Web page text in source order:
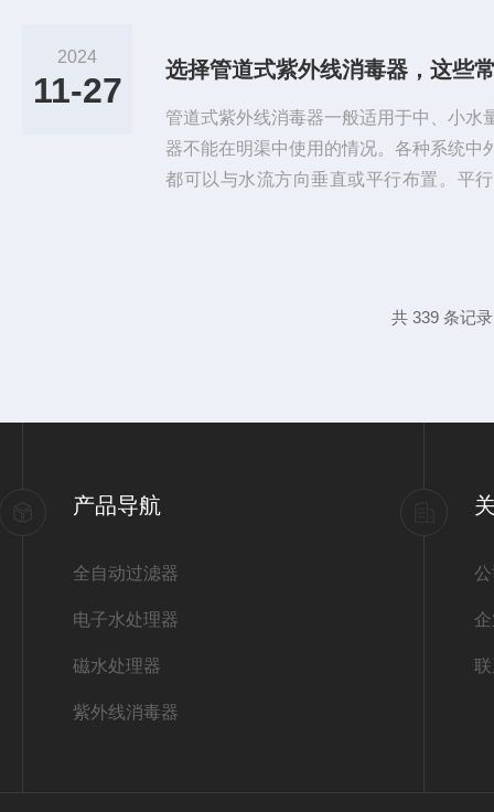
越多的污物和杂质。此时，需要启动反冲
2024
11-27
选择管道式紫外线消毒器，这些
管道式紫外线消毒器一般适用于中、小水
器不能在明渠中使用的情况。各种系统中
都可以与水流方向垂直或平行布置。平
共 339 条记
产品导航
全自动过滤器
电子水处理器
磁水处理器
紫外线消毒器